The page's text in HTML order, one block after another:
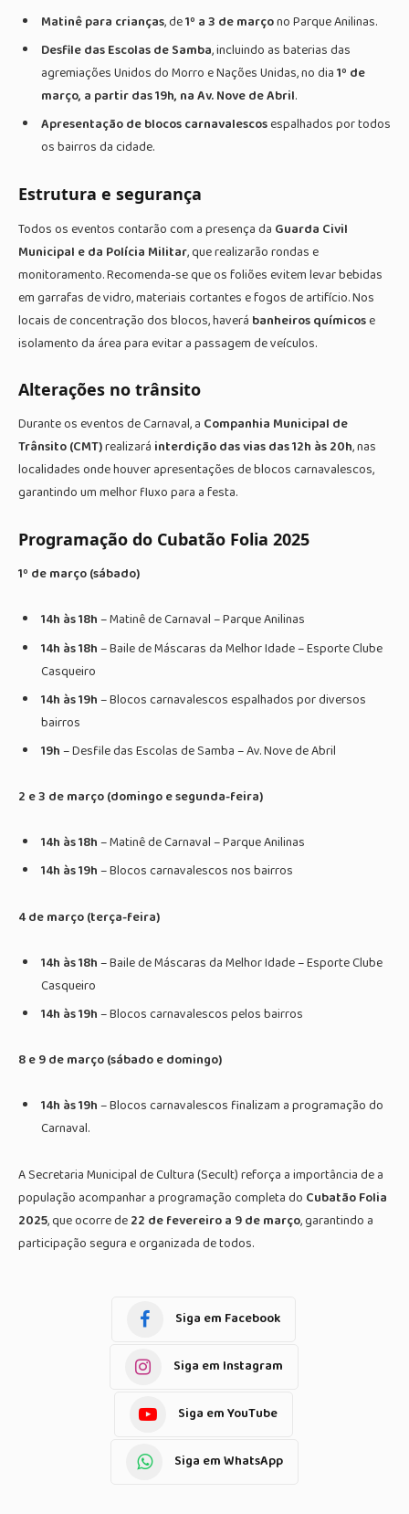
Matinê para crianças, de1º a 3 de marçono Parque Anilinas.
Desfile das Escolas de Samba, incluindo as baterias das
agremiações Unidos do Morro e Nações Unidas, no dia1º de
março, a partir das 19h, na Av. Nove de Abril.
Apresentação de blocos carnavalescosespalhados por todos
os bairros da cidade.
Estrutura e segurança
Todos os eventos contarão com a presença da Guarda Civil
Municipal e da Polícia Militar, que realizarão rondas e
monitoramento. Recomenda-se que os foliões evitem levar bebidas
em garrafas de vidro, materiais cortantes e fogos de artifício. Nos
locais de concentração dos blocos, haverá banheiros químicose
isolamento da área para evitar a passagem de veículos.
Alterações no trânsito
Durante os eventos de Carnaval, a Companhia Municipal de
Trânsito (CMT)realizará interdição das vias das 12h às 20h, nas
localidades onde houver apresentações de blocos carnavalescos,
garantindo um melhor fluxo para a festa.
Programação do Cubatão Folia 2025
1º de março (sábado)
14h às 18h– Matinê de Carnaval – Parque Anilinas
14h às 18h– Baile de Máscaras da Melhor Idade – Esporte Clube
Casqueiro
14h às 19h– Blocos carnavalescos espalhados por diversos
bairros
19h– Desfile das Escolas de Samba – Av. Nove de Abril
2 e 3 de março (domingo e segunda-feira)
14h às 18h– Matinê de Carnaval – Parque Anilinas
14h às 19h– Blocos carnavalescos nos bairros
4 de março (terça-feira)
14h às 18h– Baile de Máscaras da Melhor Idade – Esporte Clube
Casqueiro
14h às 19h– Blocos carnavalescos pelos bairros
8 e 9 de março (sábado e domingo)
14h às 19h– Blocos carnavalescos finalizam a programação do
Carnaval.
A Secretaria Municipal de Cultura (Secult) reforça a importância de a
população acompanhar a programação completa do Cubatão Folia
2025, que ocorre de22 de fevereiro a 9 de março, garantindo a
participação segura e organizada de todos.
Siga em Facebook
Siga em Instagram
Siga em YouTube
Siga em WhatsApp